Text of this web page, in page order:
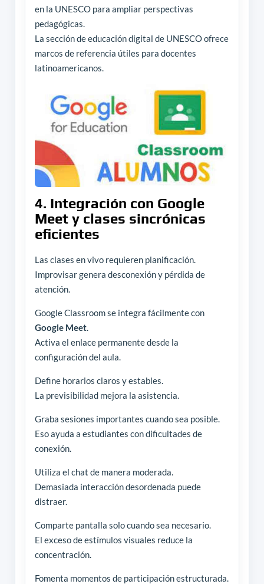
en la UNESCO para ampliar perspectivas
pedagógicas.
La sección de educación digital de UNESCO ofrece
marcos de referencia útiles para docentes
latinoamericanos.
4. Integración con Google
Meet y clases sincrónicas
eficientes
Las clases en vivo requieren planificación.
Improvisar genera desconexión y pérdida de
atención.
Google Classroom se integra fácilmente con
Google Meet.
Activa el enlace permanente desde la
configuración del aula.
Define horarios claros y estables.
La previsibilidad mejora la asistencia.
Graba sesiones importantes cuando sea posible.
Eso ayuda a estudiantes con dificultades de
conexión.
Utiliza el chat de manera moderada.
Demasiada interacción desordenada puede
distraer.
Comparte pantalla solo cuando sea necesario.
El exceso de estímulos visuales reduce la
concentración.
Fomenta momentos de participación estructurada.